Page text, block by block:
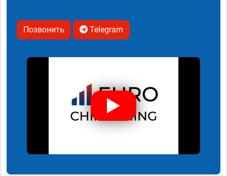
Позвонить Telegram